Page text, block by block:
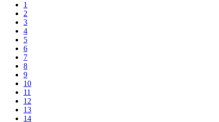
1
2
3
4
5
6
7
8
9
10
11
12
13
14